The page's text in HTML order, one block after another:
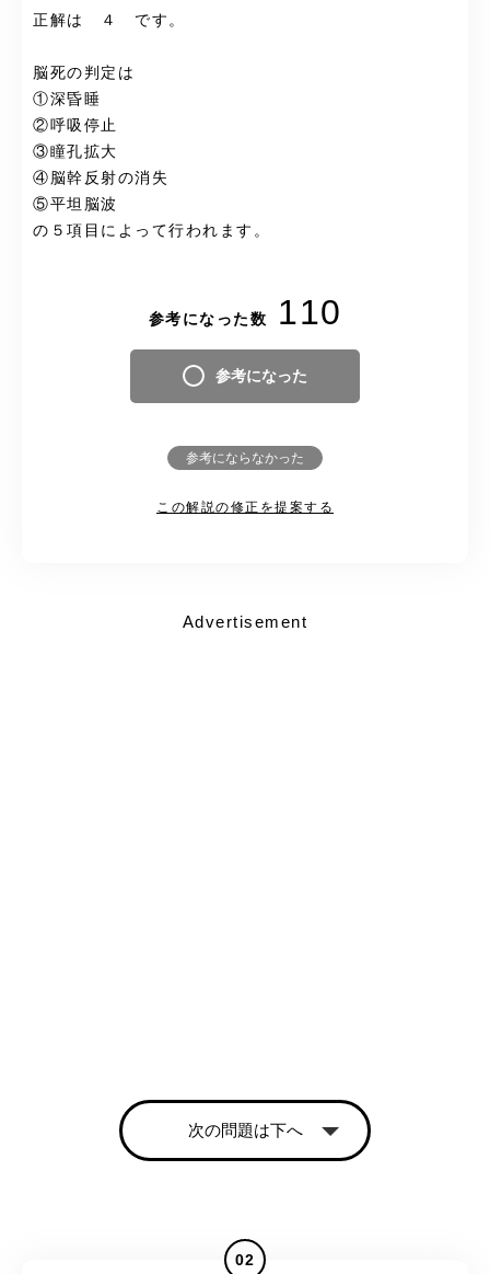
正解は ４ です。
脳死の判定は
①深昏睡
②呼吸停止
③瞳孔拡大
④脳幹反射の消失
⑤平坦脳波
の５項目によって行われます。
参考になった数 110
参考になった
参考にならなかった
この解説の修正を提案する
Advertisement
次の問題は下へ
02